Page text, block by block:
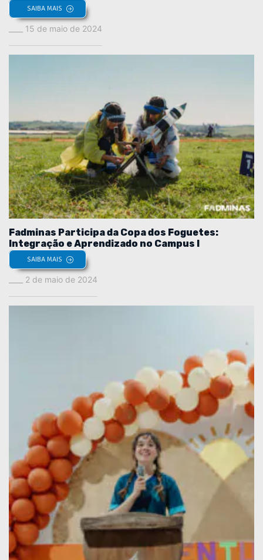
SAIBA MAIS
15 de maio de 2024
Fadminas Participa da Copa dos Foguetes:
Integração e Aprendizado no Campus I
SAIBA MAIS
2 de maio de 2024